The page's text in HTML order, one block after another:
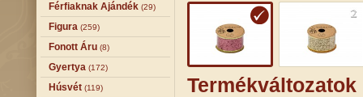
Férfiaknak Ajándék (29)
Figura (259)
Fonott Áru (8)
Gyertya (172)
Húsvét (119) Termékváltozatok